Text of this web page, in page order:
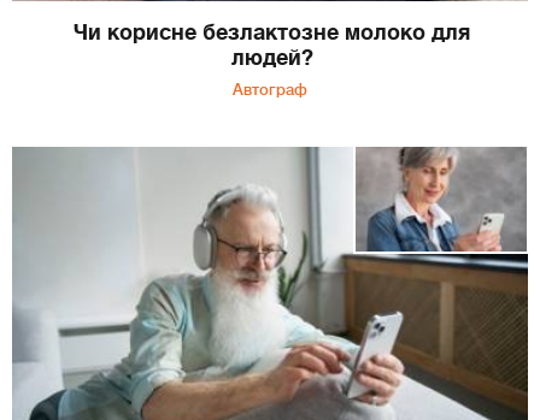
Чи корисне безлактозне молоко для
людей?
Автограф